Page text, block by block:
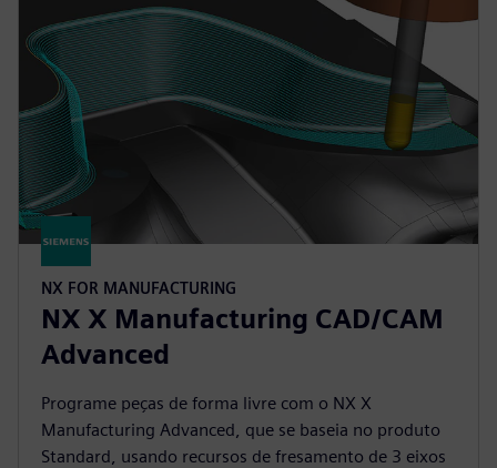
NX FOR MANUFACTURING
NX X Manufacturing CAD/CAM
Advanced
Programe peças de forma livre com o NX X
Manufacturing Advanced, que se baseia no produto
Standard, usando recursos de fresamento de 3 eixos